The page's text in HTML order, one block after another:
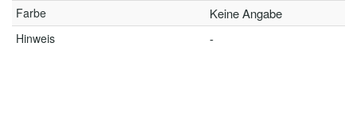
Farbe Keine Angabe
Hinweis -